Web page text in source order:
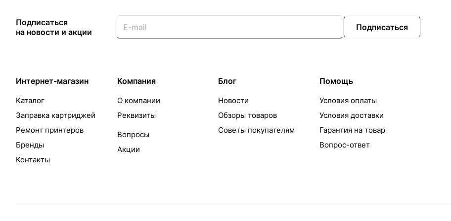
Подписаться
на новости и акции
Подписаться
Интернет-магазин
Каталог
Заправка картриджей
Ремонт принтеров
Бренды
Контакты
Компания
О компании
Реквизиты
Вопросы
Акции
Блог
Новости
Обзоры товаров
Советы покупателям
Помощь
Условия оплаты
Условия доставки
Гарантия на товар
Вопрос-ответ